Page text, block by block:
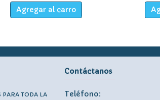
Agregar al carro
Contáctanos
Teléfono:
PARA TODA LA